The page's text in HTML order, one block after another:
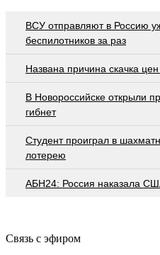
ВСУ отправляют в Россию
беспилотников за раз
Названа причина скачка
В Новороссийске открыли
гибнет
Студент проиграл в
лотерею
АБН24: Россия наказала
Связь с эфиром